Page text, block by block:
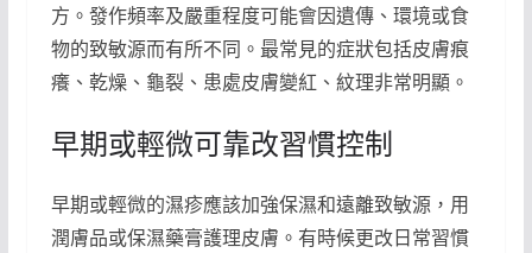
方。發作頻率及嚴重程度可能會因遺傳、環境或食
物的致敏源而有所不同。最常見的症狀包括皮膚痕
癢、乾燥、龜裂、患處皮膚變紅、紋理非常明顯。
早期或輕微可靠改習慣控制
早期或輕微的濕疹應該加強保濕和遠離致敏源，用
潤膚品或保濕藥膏護理皮膚。有時候更改日常習慣